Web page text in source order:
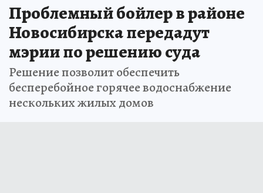
Проблемный бойлер в районе
Новосибирска передадут
мэрии по решению суда
Решение позволит обеспечить
бесперебойное горячее водоснабжение
нескольких жилых домов